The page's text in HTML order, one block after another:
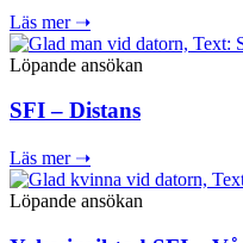
Läs mer ➝
Löpande ansökan
SFI – Distans
Läs mer ➝
Löpande ansökan